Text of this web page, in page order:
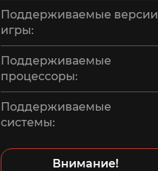
Поддерживаемые версии
игры:
Поддерживаемые
процессоры:
Поддерживаемые
системы:
Внимание!